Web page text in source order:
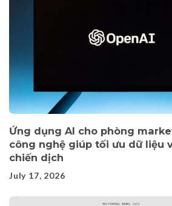
Ứng dụng AI cho phòng
công nghệ giúp tối ưu dữ liệu
chiến dịch
July 17, 2026